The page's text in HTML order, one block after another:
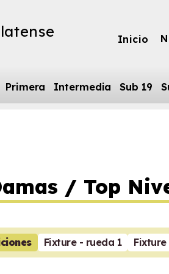
Inicio
Primera Intermedia Sub 19
/ Top
Fixture - rueda 1